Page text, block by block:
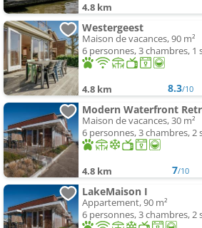
4.8 km
Westergeest
Maison de vacances, 90 m²
6 personnes, 3 chambres, 1
4.8 km 8.3/10
Modern Waterfront
Maison de vacances, 30 m²
6 personnes, 3 chambres, 2
4.8 km 7/10
LakeMaison I
Appartement, 90 m²
6 personnes, 3 chambres, 2